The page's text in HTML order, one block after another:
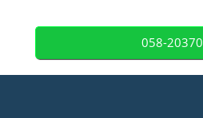
058-